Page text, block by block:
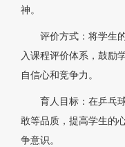
神。
评价方式：将学生
入课程评价体系，鼓励
自信心和竞争力。
育人目标：在乒乓
敢等品质，提高学生的
争意识。